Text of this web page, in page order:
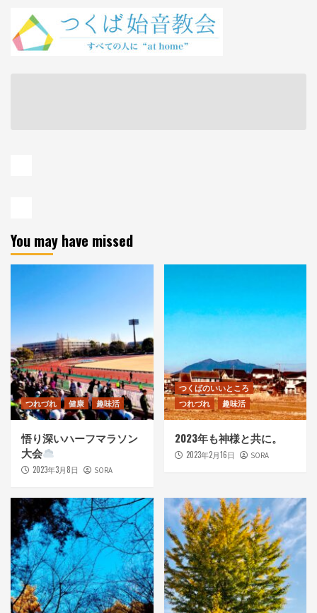
You may have missed
つれづれ 健康 趣味活
悟り深いハーフマラソン
大会
2023年3月8日 SORA
つくばのいいところ
つれづれ
趣味活
2023年も神様と共に。
2023年2月16日 SORA